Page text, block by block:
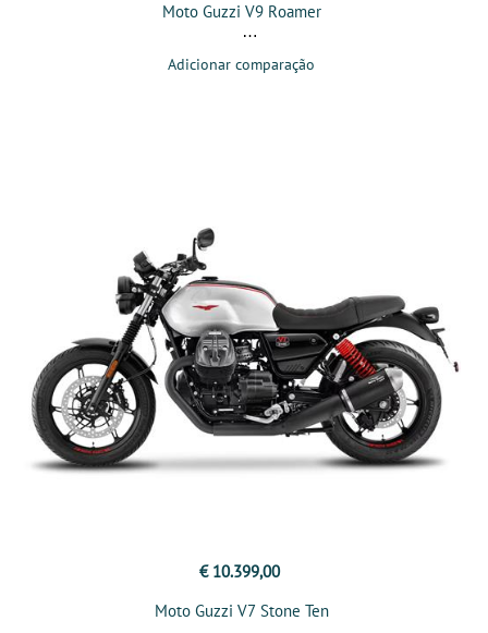
Moto Guzzi V9 Roamer
Adicionar comparação
€ 10.399,00
Moto Guzzi V7 Stone Ten